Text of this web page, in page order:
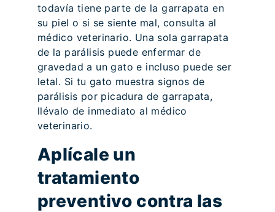
todavía tiene parte de la garrapata en
su piel o si se siente mal, consulta al
médico veterinario. Una sola garrapata
de la parálisis puede enfermar de
gravedad a un gato e incluso puede ser
letal. Si tu gato muestra signos de
parálisis por picadura de garrapata,
llévalo de inmediato al médico
veterinario.
Aplícale un
tratamiento
preventivo contra las